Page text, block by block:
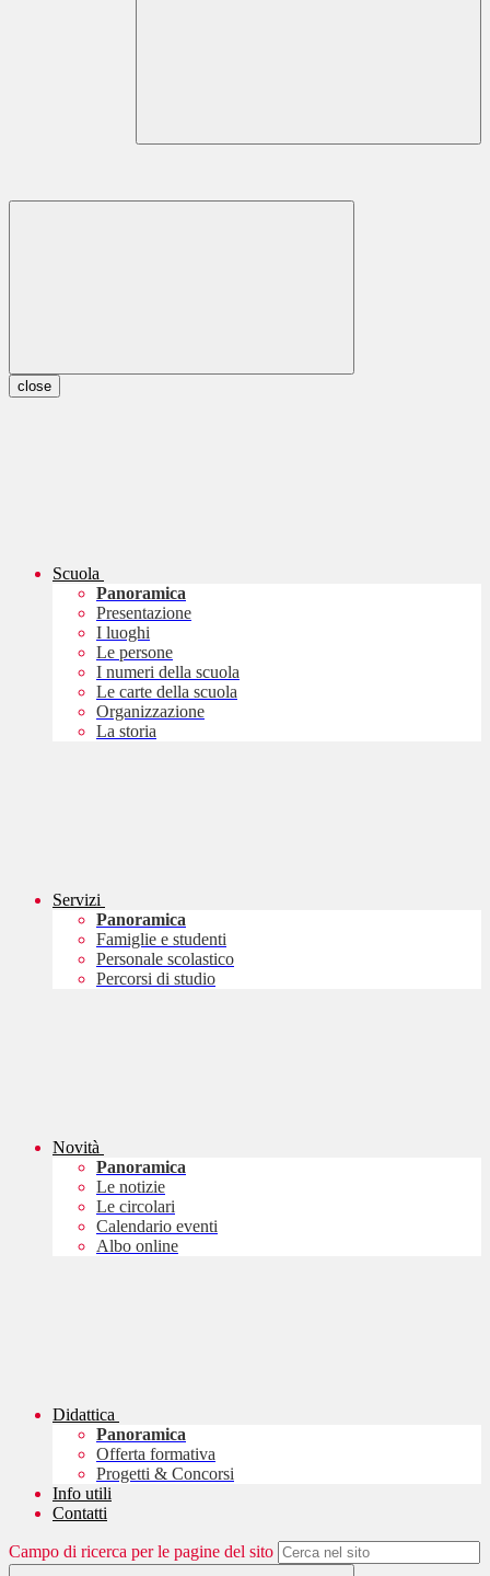
close
Scuola
Panoramica
Presentazione
I luoghi
Le persone
I numeri della scuola
Le carte della scuola
Organizzazione
La storia
Servizi
Panoramica
Famiglie e studenti
Personale scolastico
Percorsi di studio
Novità
Panoramica
Le notizie
Le circolari
Calendario eventi
Albo online
Didattica
Panoramica
Offerta formativa
Progetti & Concorsi
Info utili
Contatti
Campo di ricerca per le pagine del sito